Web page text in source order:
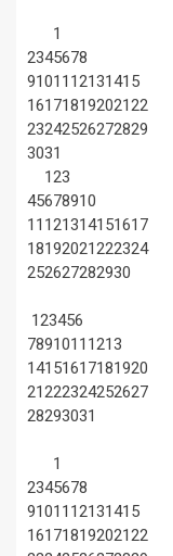
1
2345678
91011 12131415
16171819202122
23242526272829
3031
123
45678910
11 121314151617
18192021222324
252627282930
123456
7891011 1213
14151617181920
21222324252627
28293031
1
2345678
91011 12131415
16171819202122